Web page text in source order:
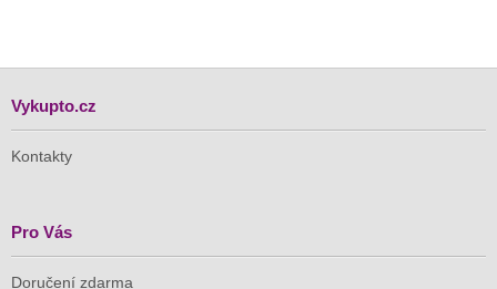
Vykupto.cz
Kontakty
Pro Vás
Doručení zdarma